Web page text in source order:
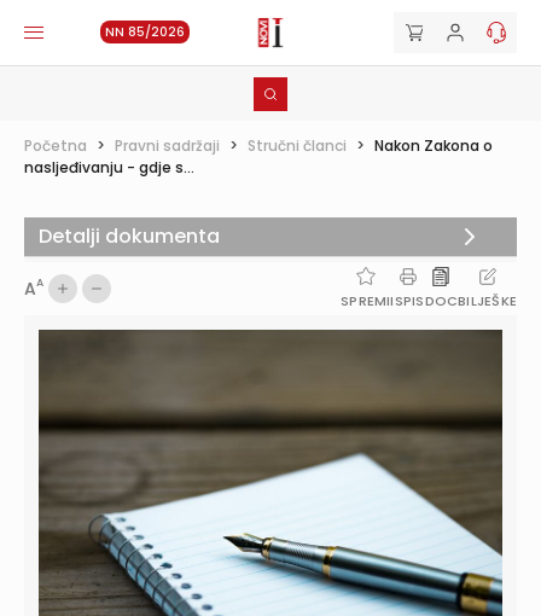
NN 85/2026
Početna > Pravni sadržaji > Stručni članci > Nakon Zakona o
nasljeđivanju - gdje s...
AA
SPREMIISPISDOCBILJEŠKE
Detalji dokumenta